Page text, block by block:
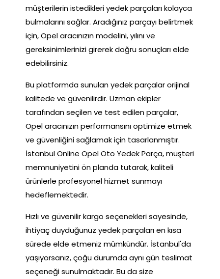
müşterilerin istedikleri yedek parçaları kolayca
bulmalarını sağlar. Aradığınız parçayı belirtmek
için, Opel aracınızın modelini, yılını ve
gereksinimlerinizi girerek doğru sonuçları elde
edebilirsiniz.
Bu platformda sunulan yedek parçalar orijinal
kalitede ve güvenilirdir. Uzman ekipler
tarafından seçilen ve test edilen parçalar,
Opel aracınızın performansını optimize etmek
ve güvenliğini sağlamak için tasarlanmıştır.
İstanbul Online Opel Oto Yedek Parça, müşteri
memnuniyetini ön planda tutarak, kaliteli
ürünlerle profesyonel hizmet sunmayı
hedeflemektedir.
Hızlı ve güvenilir kargo seçenekleri sayesinde,
ihtiyaç duyduğunuz yedek parçaları en kısa
sürede elde etmeniz mümkündür. İstanbul'da
yaşıyorsanız, çoğu durumda aynı gün teslimat
seçeneği sunulmaktadır. Bu da size